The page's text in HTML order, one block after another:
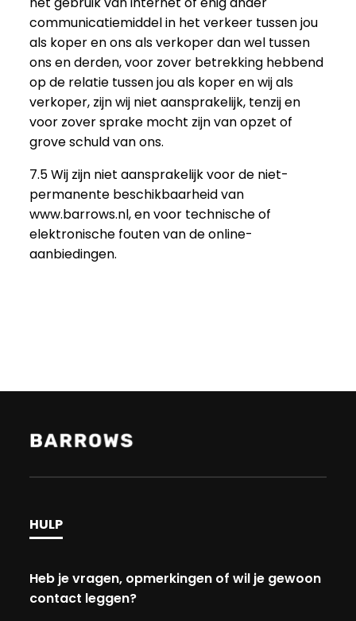
communicatiemiddel in het verkeer tussen jou
als koper en ons als verkoper dan wel tussen
ons en derden, voor zover betrekking hebbend
op de relatie tussen jou als koper en wij als
verkoper, zijn wij niet aansprakelijk, tenzij en
voor zover sprake mocht zijn van opzet of
grove schuld van ons.
7.5 Wij zijn niet aansprakelijk voor de niet-
permanente beschikbaarheid van
www.barrows.nl, en voor technische of
elektronische fouten van de online-
aanbiedingen.
HULP
Heb je vragen, opmerkingen of wil je gewoon
contact leggen?